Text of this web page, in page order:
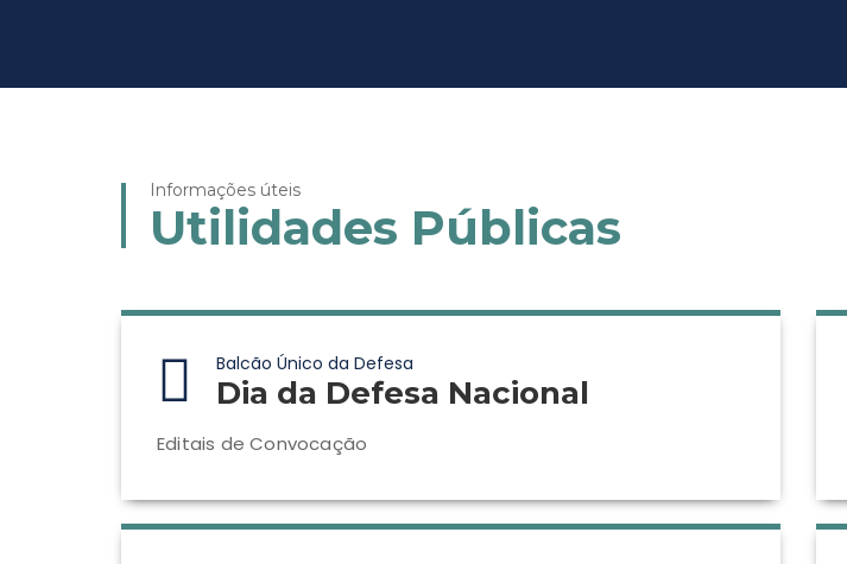
Informações úteis
Utilidades Públicas
Balcão Único da Defesa
Dia da Defesa Nacional
Editais de Convocação